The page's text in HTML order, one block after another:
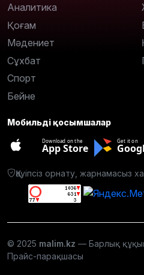
Аналитика
Қоғам
Мәдениет
Сұхбат
Спорт
Бейне
Мобильді қосымшалар
Download on the
App Store
Get it on
Қауіпсіз орнату, жарнамасыз
© 2025 malim.kz — Барлық
Прайс-парақшасы